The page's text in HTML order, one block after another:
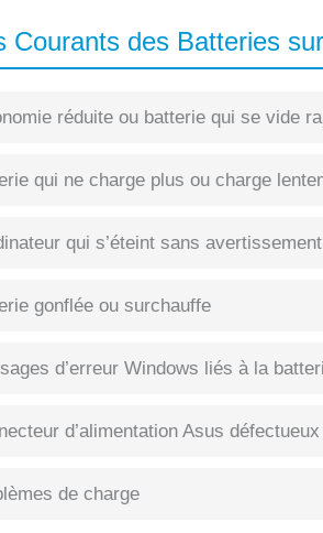
Courants des Batteries
réduite ou batterie qui se vide
qui ne charge plus ou charge
qui s’éteint sans avertissement
gonflée ou surchauffe
d’erreur Windows liés à la
d’alimentation Asus défectueux
de charge